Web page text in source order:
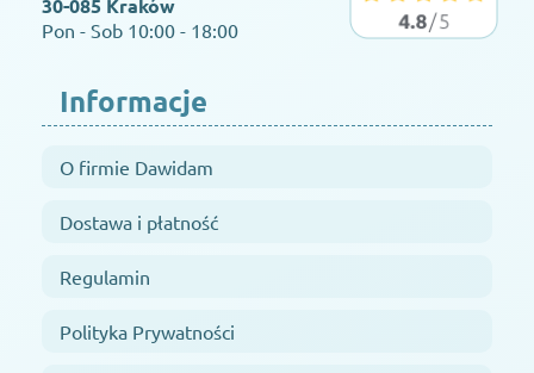
30-085 Kraków
Pon - Sob 10:00 - 18:00
Informacje
O firmie Dawidam
Dostawa i płatność
Regulamin
Polityka Prywatności